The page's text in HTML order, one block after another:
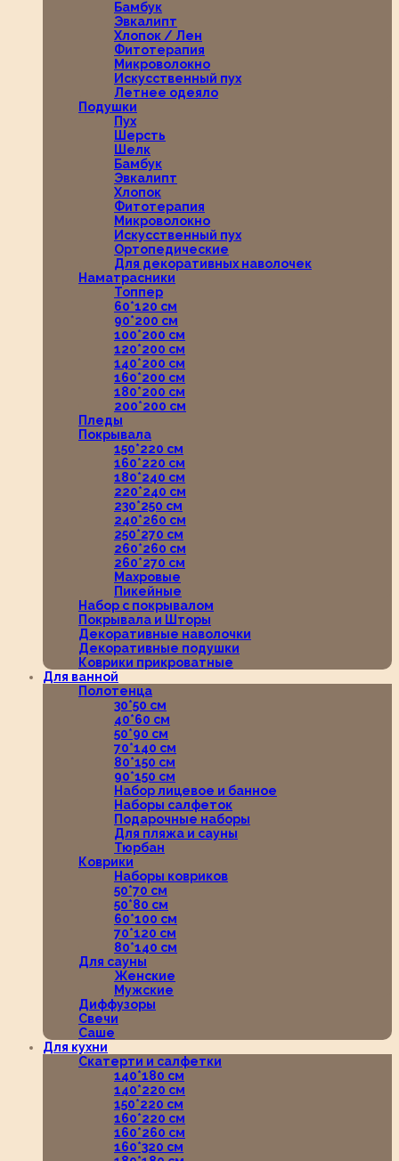
Бамбук
Эвкалипт
Хлопок / Лен
Фитотерапия
Микроволокно
Искусственный пух
Летнее одеяло
Подушки
Пух
Шерсть
Шелк
Бамбук
Эвкалипт
Хлопок
Фитотерапия
Микроволокно
Искусственный пух
Ортопедические
Для декоративных наволочек
Наматрасники
Топпер
60*120 см
90*200 см
100*200 см
120*200 см
140*200 см
160*200 см
180*200 см
200*200 см
Пледы
Покрывала
150*220 см
160*220 см
180*240 см
220*240 см
230*250 см
240*260 см
250*270 см
260*260 см
260*270 см
Махровые
Пикейные
Набор с покрывалом
Покрывала и Шторы
Декоративные наволочки
Декоративные подушки
Коврики прикроватные
Для ванной
Полотенца
30*50 см
40*60 см
50*90 см
70*140 см
80*150 см
90*150 см
Набор лицевое и банное
Наборы салфеток
Подарочные наборы
Для пляжа и сауны
Тюрбан
Коврики
Наборы ковриков
50*70 см
50*80 см
60*100 см
70*120 см
80*140 см
Для сауны
Женские
Мужские
Диффузоры
Свечи
Саше
Для кухни
Скатерти и салфетки
140*180 см
140*220 см
150*220 см
160*220 см
160*260 см
160*320 см